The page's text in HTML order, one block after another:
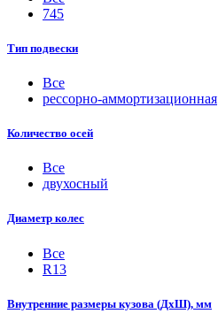
745
Тип подвески
Все
рессорно-аммортизационная
Количество осей
Все
двухосный
Диаметр колес
Все
R13
Внутренние размеры кузова (ДхШ), мм